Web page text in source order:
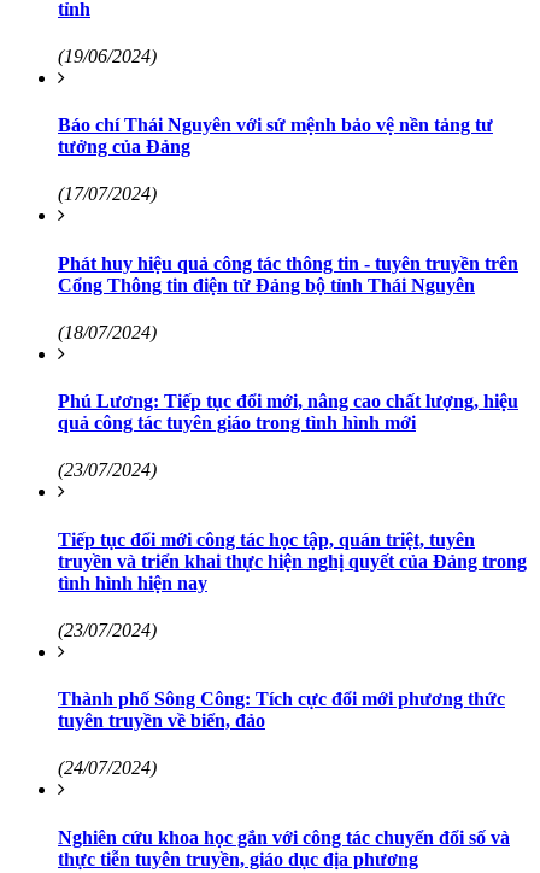
tỉnh
(19/06/2024)
Báo chí Thái Nguyên với sứ mệnh bảo vệ nền tảng tư
tưởng của Đảng
(17/07/2024)
Phát huy hiệu quả công tác thông tin - tuyên truyền trên
Cổng Thông tin điện tử Đảng bộ tỉnh Thái Nguyên
(18/07/2024)
Phú Lương: Tiếp tục đổi mới, nâng cao chất lượng, hiệu
quả công tác tuyên giáo trong tình hình mới
(23/07/2024)
Tiếp tục đổi mới công tác học tập, quán triệt, tuyên
truyền và triển khai thực hiện nghị quyết của Đảng trong
tình hình hiện nay
(23/07/2024)
Thành phố Sông Công: Tích cực đổi mới phương thức
tuyên truyền về biển, đảo
(24/07/2024)
Nghiên cứu khoa học gắn với công tác chuyển đổi số và
thực tiễn tuyên truyền, giáo dục địa phương